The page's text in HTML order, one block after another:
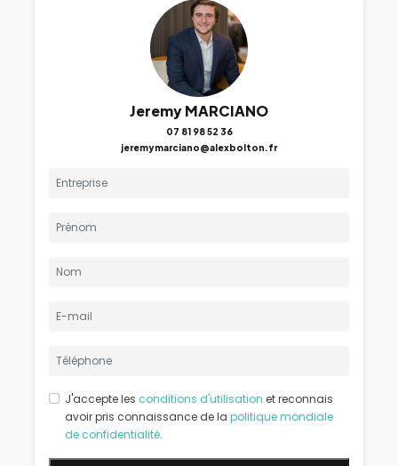
Jeremy MARCIANO
07 81 98 52 36
jeremymarciano@alexbolton.fr
J'accepte les conditions d'utilisation et reconnais
avoir pris connaissance de la politique mondiale
de confidentialité.